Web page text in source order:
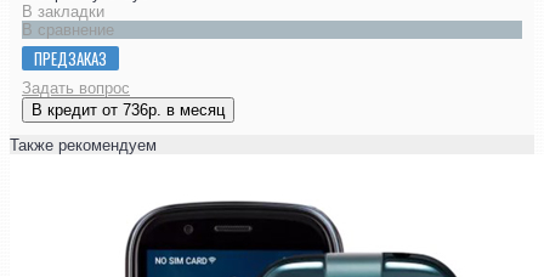
В закладки
В сравнение
ПРЕДЗАКАЗ
Задать вопрос
В кредит от 736р. в месяц
Также рекомендуем